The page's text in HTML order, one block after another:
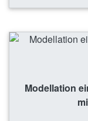
Modellation